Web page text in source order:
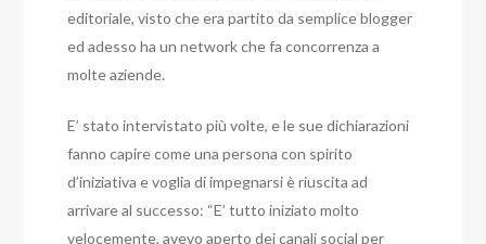
editoriale, visto che era partito da semplice blogger
ed adesso ha un network che fa concorrenza a
molte aziende.
E’ stato intervistato più volte, e le sue dichiarazioni
fanno capire come una persona con spirito
d’iniziativa e voglia di impegnarsi è riuscita ad
arrivare al successo: “E’ tutto iniziato molto
velocemente, avevo aperto dei canali social per